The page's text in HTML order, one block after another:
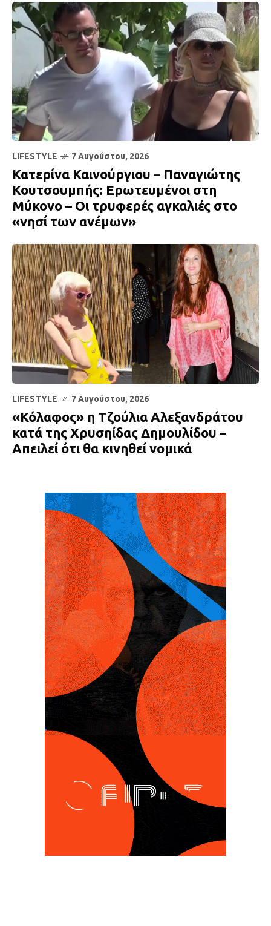
LIFESTYLE 7 Αυγούστου, 2026
Κατερίνα Καινούργιου – Παναγιώτης
Κουτσουμπής: Ερωτευμένοι στη
Μύκονο – Οι τρυφερές αγκαλιές στο
«νησί των ανέμων»
LIFESTYLE 7 Αυγούστου, 2026
«Κόλαφος» η Τζούλια Αλεξανδράτου
κατά της Χρυσηίδας Δημουλίδου –
Απειλεί ότι θα κινηθεί νομικά